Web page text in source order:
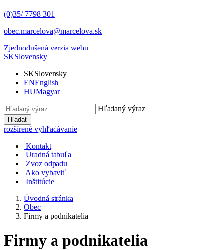
(0)35/ 7798 301
obec.marcelova@marcelova.sk
Zjednodušená verzia webu
SKSlovensky
SKSlovensky
ENEnglish
HUMagyar
Hľadaný výraz
Hľadať
rozšírené vyhľadávanie
Kontakt
Úradná tabuľa
Zvoz odpadu
Ako vybaviť
Inštitúcie
Úvodná stránka
Obec
Firmy a podnikatelia
Firmy a podnikatelia